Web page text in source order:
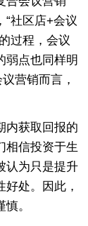
社区店+会议
过程，会议
弱点也同样明
营销而言，
获取回报的
相信投资于生
认为只是提升
处。因此，
。